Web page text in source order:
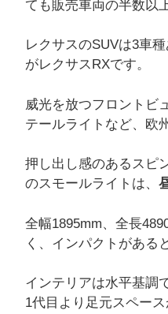
ても販売車両の半数以
レクサスのSUVは3車
がレクサスRXです。
威光を放つフロントビ
テールライトなど、欧
押し出し感のあるスピ
のスモールライトは、
全幅1895mm、全長
く、インパクトがある
インテリアは水平基調
1代目より足元スペー